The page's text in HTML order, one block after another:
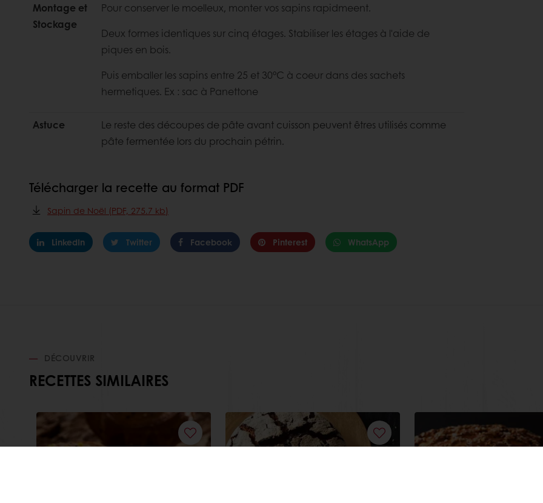
Montage et
Stockage
Pour conserver le moelleux, monter vos sapins rapidmeent.
Deux formes identiques sur cinq étages. Stabiliser les étages à l'aide de
piques en bois.
Puis emballer les sapins entre 25 et 30°C à coeur dans des sachets
hermetiques. Ex : sac à Panettone
Astuce
Le reste des découpes de pâte avant cuisson peuvent êtres utilisés comme
pâte fermentée lors du prochain pétrin.
Télécharger la recette au format PDF
Sapin de Noël (PDF, 275.7 kb)
LinkedIn Twitter Facebook Pinterest WhatsApp
DÉCOUVRIR
RECETTES SIMILAIRES